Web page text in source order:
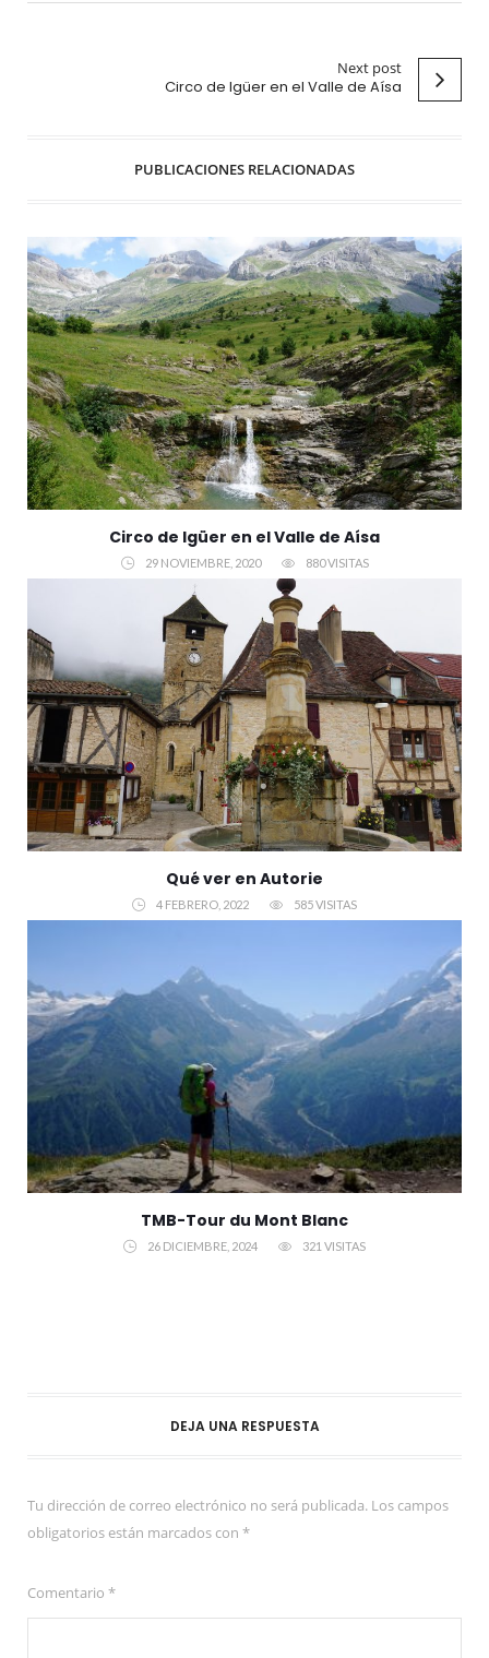
Next post
Circo de Igüer en el Valle de Aísa
PUBLICACIONES RELACIONADAS
Circo de Igüer en el Valle de Aísa
29 NOVIEMBRE, 2020 880 VISITAS
Qué ver en Autorie
4 FEBRERO, 2022 585 VISITAS
TMB-Tour du Mont Blanc
26 DICIEMBRE, 2024 321 VISITAS
DEJA UNA RESPUESTA
Tu dirección de correo electrónico no será publicada. Los campos
obligatorios están marcados con *
Comentario *